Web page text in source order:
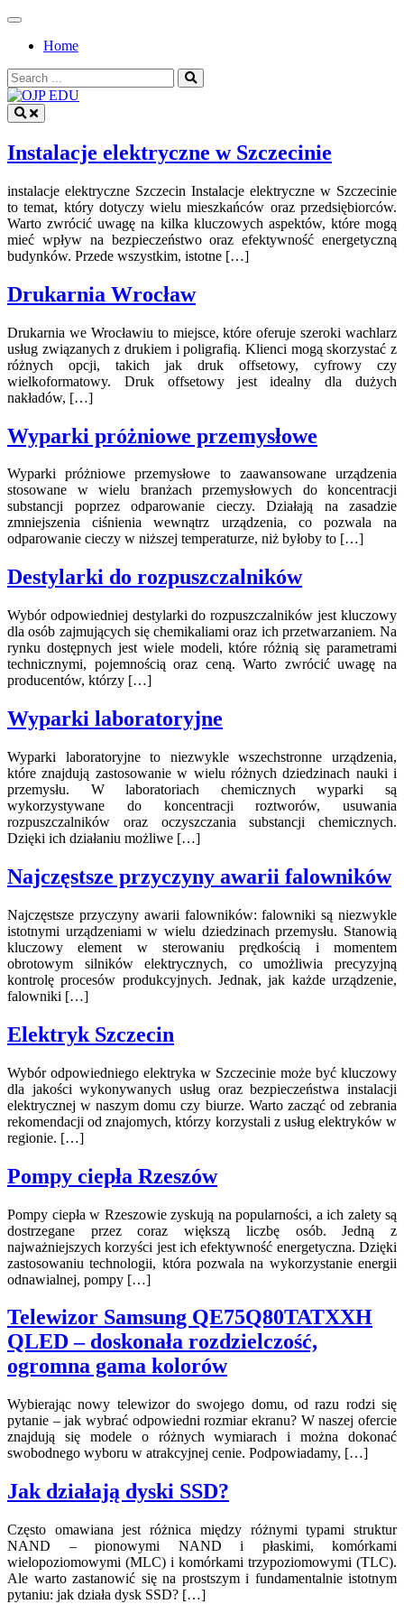
Skip
contentHome
Search
for:
OJP EDU
Instalacje elektryczne w Szczecinie
instalacje elektryczne Szczecin Instalacje elektryczne w Szczecinie
to temat, który dotyczy wielu mieszkańców oraz przedsiębiorców.
Warto zwrócić uwagę na kilka kluczowych aspektów, które mogą
mieć wpływ na bezpieczeństwo oraz efektywność energetyczną
budynków. Przede wszystkim, istotne […]
Drukarnia Wrocław
Drukarnia we Wrocławiu to miejsce, które oferuje szeroki wachlarz
usług związanych z drukiem i poligrafią. Klienci mogą skorzystać z
różnych opcji, takich jak druk offsetowy, cyfrowy czy
wielkoformatowy. Druk offsetowy jest idealny dla dużych
nakładów, […]
Wyparki próżniowe przemysłowe
Wyparki próżniowe przemysłowe to zaawansowane urządzenia
stosowane w wielu branżach przemysłowych do koncentracji
substancji poprzez odparowanie cieczy. Działają na zasadzie
zmniejszenia ciśnienia wewnątrz urządzenia, co pozwala na
odparowanie cieczy w niższej temperaturze, niż byłoby to […]
Destylarki do rozpuszczalników
Wybór odpowiedniej destylarki do rozpuszczalników jest kluczowy
dla osób zajmujących się chemikaliami oraz ich przetwarzaniem. Na
rynku dostępnych jest wiele modeli, które różnią się parametrami
technicznymi, pojemnością oraz ceną. Warto zwrócić uwagę na
producentów, którzy […]
Wyparki laboratoryjne
Wyparki laboratoryjne to niezwykle wszechstronne urządzenia,
które znajdują zastosowanie w wielu różnych dziedzinach nauki i
przemysłu. W laboratoriach chemicznych wyparki są
wykorzystywane do koncentracji roztworów, usuwania
rozpuszczalników oraz oczyszczania substancji chemicznych.
Dzięki ich działaniu możliwe […]
Najczęstsze przyczyny awarii falowników
Najczęstsze przyczyny awarii falowników: falowniki są niezwykle
istotnymi urządzeniami w wielu dziedzinach przemysłu. Stanowią
kluczowy element w sterowaniu prędkością i momentem
obrotowym silników elektrycznych, co umożliwia precyzyjną
kontrolę procesów produkcyjnych. Jednak, jak każde urządzenie,
falowniki […]
Elektryk Szczecin
Wybór odpowiedniego elektryka w Szczecinie może być kluczowy
dla jakości wykonywanych usług oraz bezpieczeństwa instalacji
elektrycznej w naszym domu czy biurze. Warto zacząć od zebrania
rekomendacji od znajomych, którzy korzystali z usług elektryków w
regionie. […]
Pompy ciepła Rzeszów
Pompy ciepła w Rzeszowie zyskują na popularności, a ich zalety są
dostrzegane przez coraz większą liczbę osób. Jedną z
najważniejszych korzyści jest ich efektywność energetyczna. Dzięki
zastosowaniu technologii, która pozwala na wykorzystanie energii
odnawialnej, pompy […]
Telewizor Samsung QE75Q80TATXXH
QLED – doskonała rozdzielczość,
ogromna gama kolorów
Wybierając nowy telewizor do swojego domu, od razu rodzi się
pytanie – jak wybrać odpowiedni rozmiar ekranu? W naszej ofercie
znajdują się modele o różnych wymiarach i można dokonać
swobodnego wyboru w atrakcyjnej cenie. Podpowiadamy, […]
Jak działają dyski SSD?
Często omawiana jest różnica między różnymi typami struktur
NAND – pionowymi NAND i płaskimi, komórkami
wielopoziomowymi (MLC) i komórkami trzypoziomowymi (TLC).
Ale warto zastanowić się na prostszym i fundamentalnie istotnym
pytaniu: jak działa dysk SSD? […]